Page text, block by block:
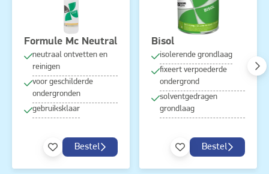
Formule Mc Neutral
neutraal ontvetten en
reinigen
voor geschilderde
ondergronden
gebruiksklaar
Bestel
Bisol
isolerende grondlaag
fixeert verpoederde
ondergrond
solventgedragen
grondlaag
Bestel